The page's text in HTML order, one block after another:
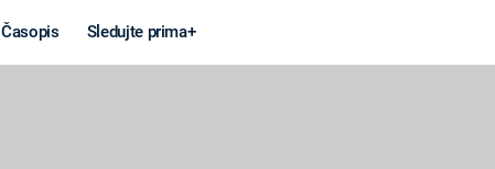
Časopis Sledujte prima+